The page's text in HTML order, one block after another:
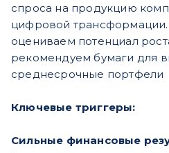
спроса на продукцию
цифровой
оцениваем потенциал
рекомендуем бумаги для
среднесрочные портфели
Ключевые триггеры:
Сильные финансовые